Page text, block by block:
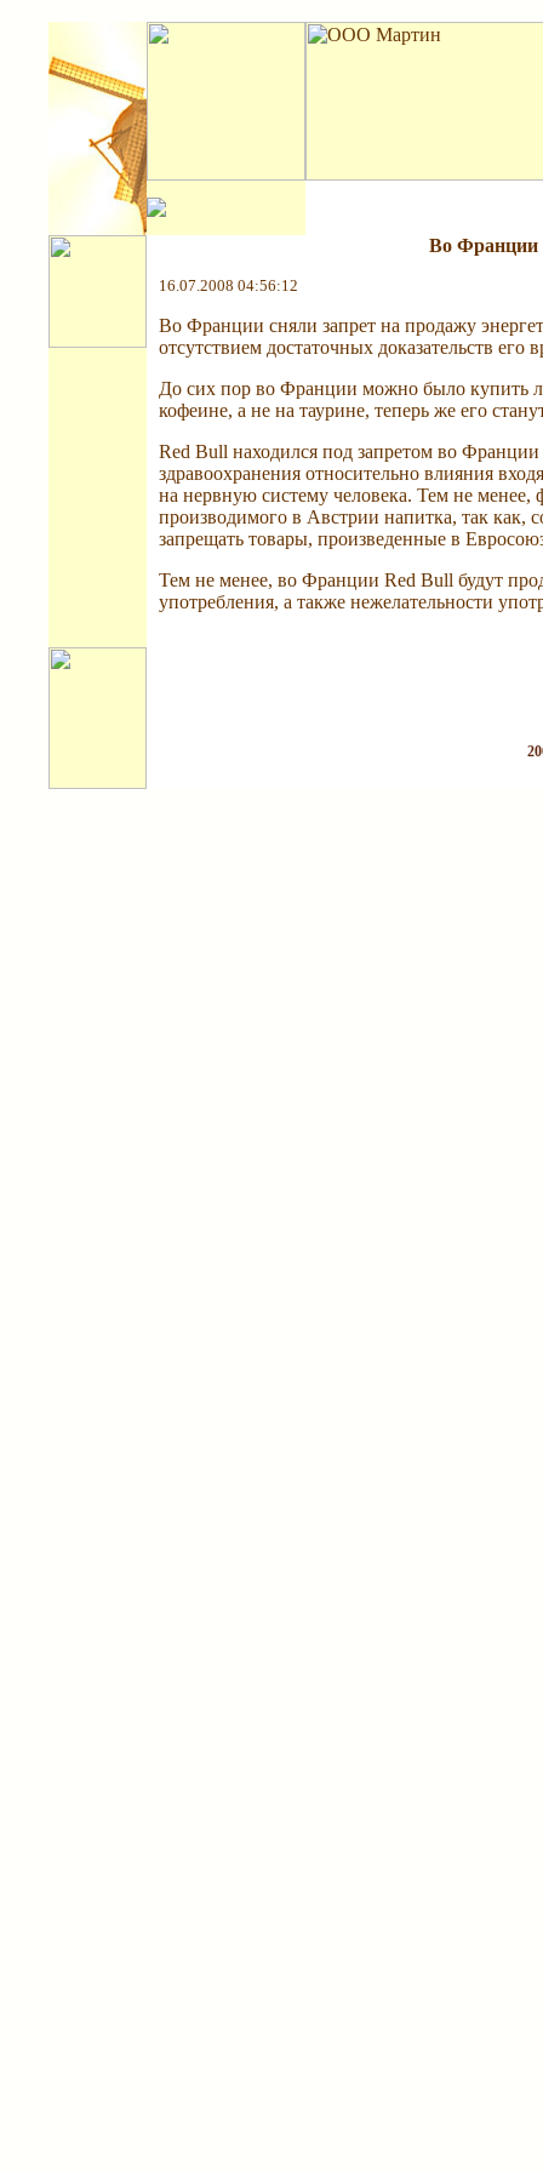
Во Франции
16.07.2008 04:56:12
Во Франции сняли запрет на продажу
отсутствием достаточных доказательств его
До сих пор во Франции можно было купить
кофеине, а не на таурине, теперь же его
Red Bull находился под запретом во Франции
здравоохранения относительно влияния
на нервную систему человека. Тем не
производимого в Австрии напитка, так как,
запрещать товары, произведенные в
Тем не менее, во Франции Red Bull будут
употребления, а также нежелательности